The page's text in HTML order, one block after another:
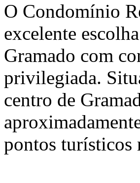
O Condomínio
excelente
Gramado com
privilegiada.
centro de
pontos turísticos